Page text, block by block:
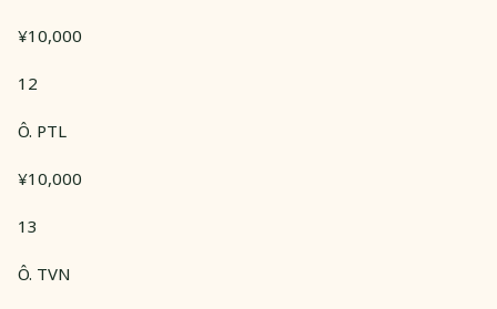
¥10,000
12
Ô. PTL
¥10,000
13
Ô. TVN